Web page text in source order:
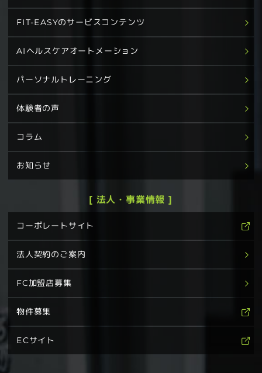
FIT-EASYのサービスコンテンツ
AIヘルスケアオートメーション
パーソナルトレーニング
体験者の声
コラム
お知らせ
[ 法人・事業情報 ]
コーポレートサイト
法人契約のご案内
FC加盟店募集
物件募集
ECサイト